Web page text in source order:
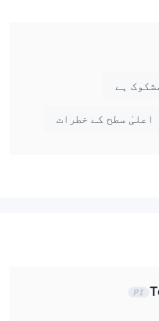
فراہم کیے ہیں۔ تاہم،
ڈیجیٹل اثاثے شامل ہیں، بشمول
ہے
اعلیٰ سطح کے خطرات